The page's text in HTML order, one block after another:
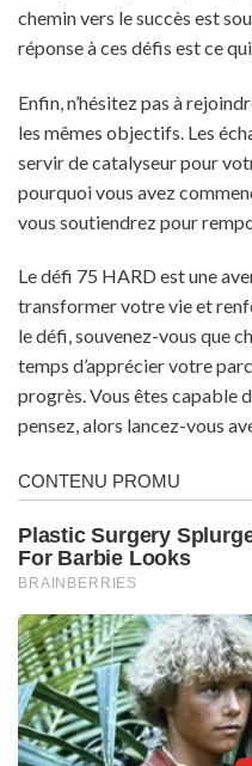
chemin vers le succès est
réponse à ces défis est ce
Enfin, n’hésitez pas à
les mêmes objectifs. Les
servir de catalyseur pour
pourquoi vous avez
vous soutiendrez pour
Le défi 75 HARD est une
transformer votre vie et
le défi, souvenez-vous que
temps d’apprécier votre
progrès. Vous êtes capable
pensez, alors lancez-vous